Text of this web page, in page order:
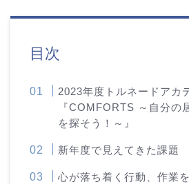
目次
2023年度トルネードアカ
『COMFORTS ～自分の
を探そう！～』
新年度で見えてきた課題
心が落ち着く行動、作業